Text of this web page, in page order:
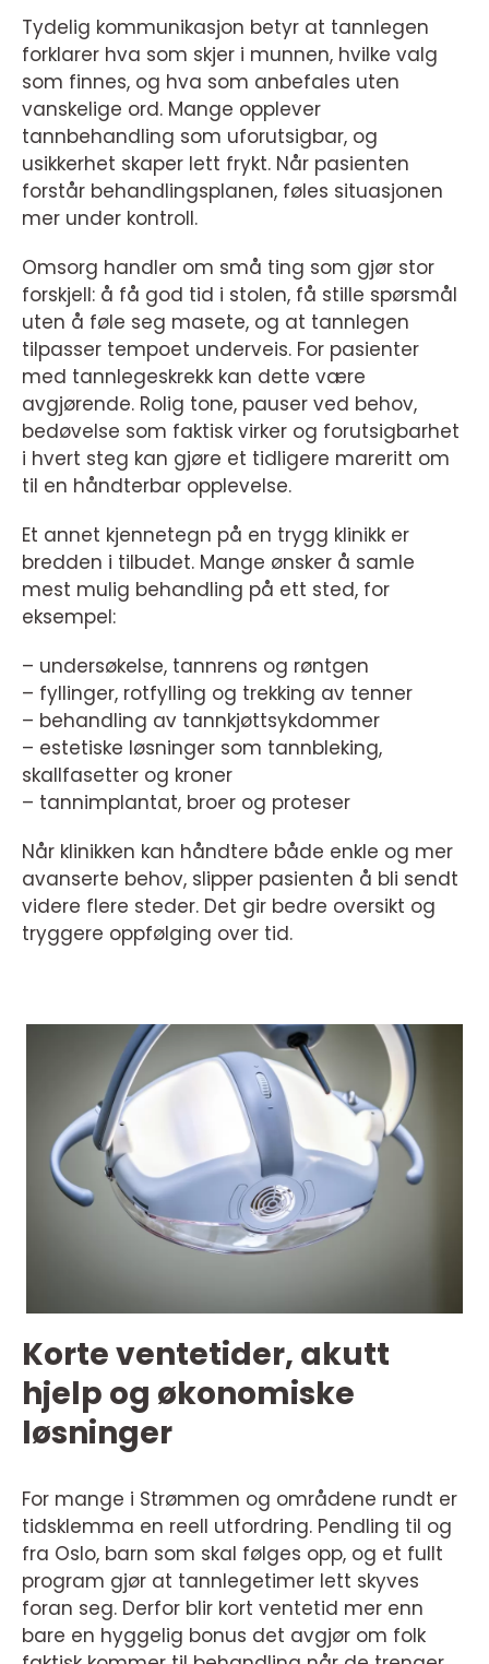
Tydelig kommunikasjon betyr at tannlegen
forklarer hva som skjer i munnen, hvilke valg
som finnes, og hva som anbefales uten
vanskelige ord. Mange opplever
tannbehandling som uforutsigbar, og
usikkerhet skaper lett frykt. Når pasienten
forstår behandlingsplanen, føles situasjonen
mer under kontroll.
Omsorg handler om små ting som gjør stor
forskjell: å få god tid i stolen, få stille spørsmål
uten å føle seg masete, og at tannlegen
tilpasser tempoet underveis. For pasienter
med tannlegeskrekk kan dette være
avgjørende. Rolig tone, pauser ved behov,
bedøvelse som faktisk virker og forutsigbarhet
i hvert steg kan gjøre et tidligere mareritt om
til en håndterbar opplevelse.
Et annet kjennetegn på en trygg klinikk er
bredden i tilbudet. Mange ønsker å samle
mest mulig behandling på ett sted, for
eksempel:
– undersøkelse, tannrens og røntgen
– fyllinger, rotfylling og trekking av tenner
– behandling av tannkjøttsykdommer
– estetiske løsninger som tannbleking,
skallfasetter og kroner
– tannimplantat, broer og proteser
Når klinikken kan håndtere både enkle og mer
avanserte behov, slipper pasienten å bli sendt
videre flere steder. Det gir bedre oversikt og
tryggere oppfølging over tid.
Korte ventetider, akutt
hjelp og økonomiske
løsninger
For mange i Strømmen og områdene rundt er
tidsklemma en reell utfordring. Pendling til og
fra Oslo, barn som skal følges opp, og et fullt
program gjør at tannlegetimer lett skyves
foran seg. Derfor blir kort ventetid mer enn
bare en hyggelig bonus det avgjør om folk